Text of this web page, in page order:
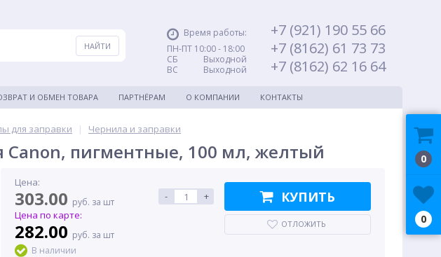
Время работы:
ПН-ПТ 10:00 - 18:00
СБ Выходной
ВС Выходной
+7 (921) 190 55 66
+7 (8162) 61 73 73
+7 (8162) 62 16 64
И ОБМЕН ТОВАРА ПАРТНЁРАМ О КОМПАНИИ КОНТАКТЫ
для заправки | Чернила и заправки
Canon, пигментные, 100 мл, желтый
Цена:
303.00 руб. за шт
Цена по карте:
282.00 руб. за шт
В наличии
- + КУПИТЬ
ОТЛОЖИТЬ 0
0